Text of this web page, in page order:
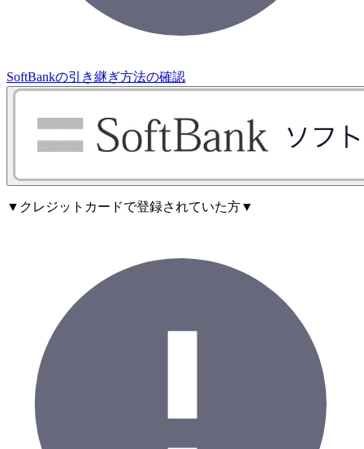
SoftBankの引き継ぎ方法の確認
▼クレジットカードで登録されていた方▼